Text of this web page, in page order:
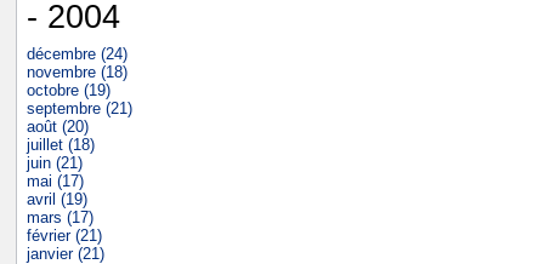
- 2004
décembre (24)
novembre (18)
octobre (19)
septembre (21)
août (20)
juillet (18)
juin (21)
mai (17)
avril (19)
mars (17)
février (21)
janvier (21)